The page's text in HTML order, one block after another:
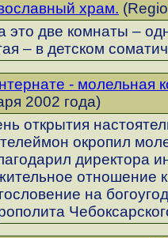
храм.
это две комнаты –
– в детском
- молельная
2002 года)
открытия
окропил
директора
отношение
на